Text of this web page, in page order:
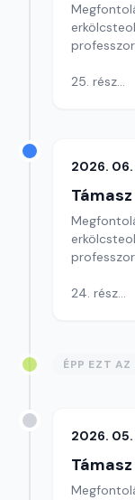
25. rész
2026. 06.
24. rész
ÉPP EZT AZ
2026. 05.